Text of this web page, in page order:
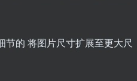
的 将图片尺寸扩展至更大尺